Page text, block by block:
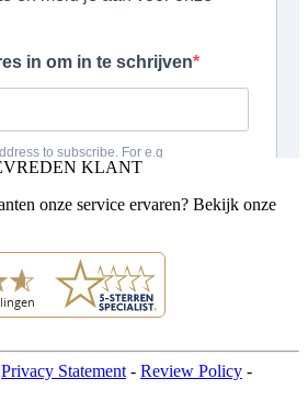
KLANT
onze service ervaren? Bekijk onze
Privacy Statement - Review Policy -